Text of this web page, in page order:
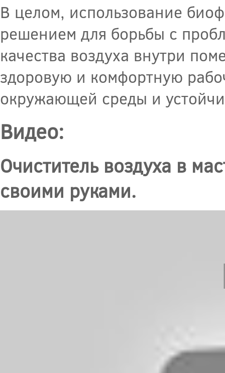
В целом, использование
решением для борьбы с
качества воздуха внутри
здоровую и комфортную
окружающей среды и
Видео:
Очиститель воздуха в
своими руками.